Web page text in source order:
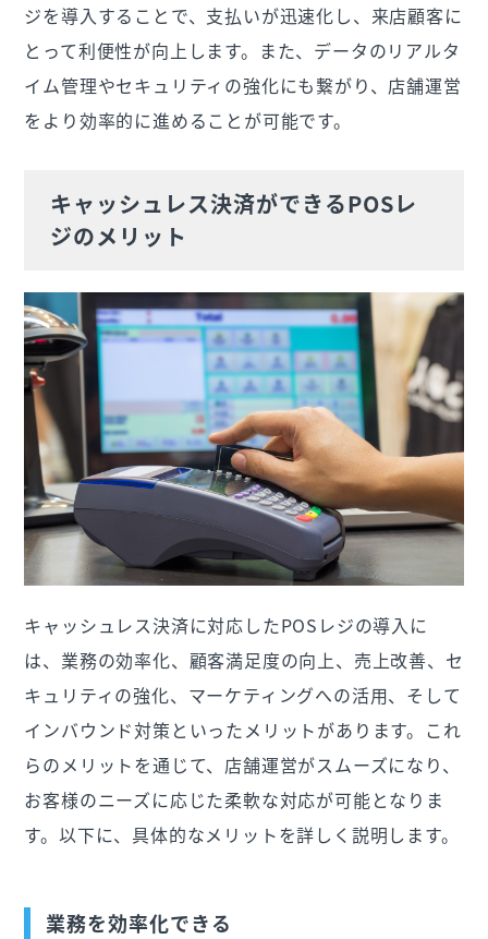
ジを導入することで、支払いが迅速化し、来店顧客に
とって利便性が向上します。また、データのリアルタ
イム管理やセキュリティの強化にも繋がり、店舗運営
をより効率的に進めることが可能です。
キャッシュレス決済ができるPOSレ
ジのメリット
キャッシュレス決済に対応したPOSレジの導入に
は、業務の効率化、顧客満足度の向上、売上改善、セ
キュリティの強化、マーケティングへの活用、そして
インバウンド対策といったメリットがあります。これ
らのメリットを通じて、店舗運営がスムーズになり、
お客様のニーズに応じた柔軟な対応が可能となりま
す。以下に、具体的なメリットを詳しく説明します。
業務を効率化できる